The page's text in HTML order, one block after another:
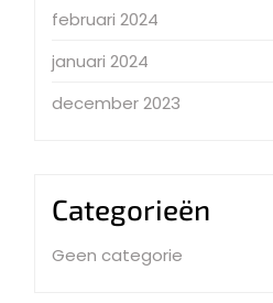
februari 2024
januari 2024
december 2023
Categorieën
Geen categorie